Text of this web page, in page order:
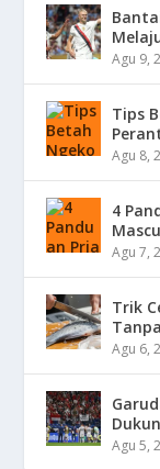
Agu 9,
Tips
Agu 8,
4
Agu 7,
Trik
Agu 6,
Agu 5,